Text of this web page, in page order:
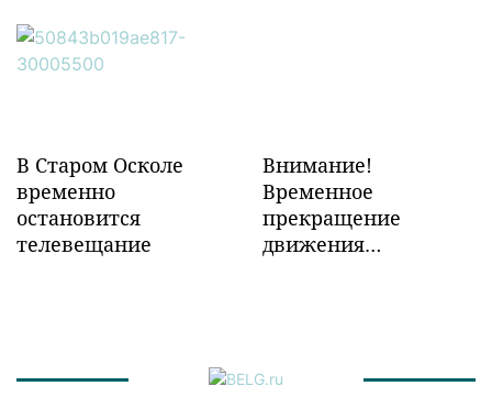
инфраструктуры в
Забайкалье
В Старом Осколе
временно
остановится
телевещание
Внимание!
Временное
прекращение
движения